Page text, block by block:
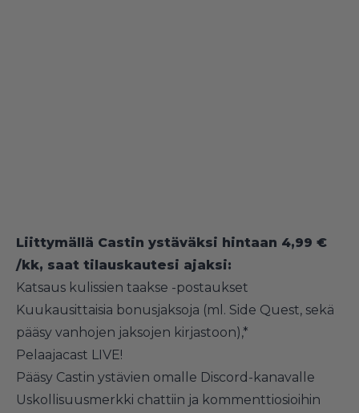
Liittymällä Castin ystäväksi hintaan 4,99 €
/kk, saat tilauskautesi ajaksi:
Katsaus kulissien taakse -postaukset
Kuukausittaisia bonusjaksoja (ml. Side Quest, sekä
pääsy vanhojen jaksojen kirjastoon),*
Pelaajacast LIVE!
Pääsy Castin ystävien omalle Discord-kanavalle
Uskollisuusmerkki chattiin ja kommenttiosioihin